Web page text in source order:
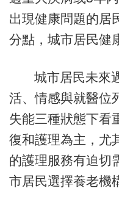
出現健康問題的居
分點，城市居民健
城市居民未來
活、情感與就醫位
失能三種狀態下看
復和護理為主，尤
的護理服務有迫切
市居民選擇養老機